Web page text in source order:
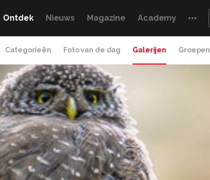
Ontdek Nieuws Magazine Academy
Categorieën Foto van de dag Galerijen Groepen